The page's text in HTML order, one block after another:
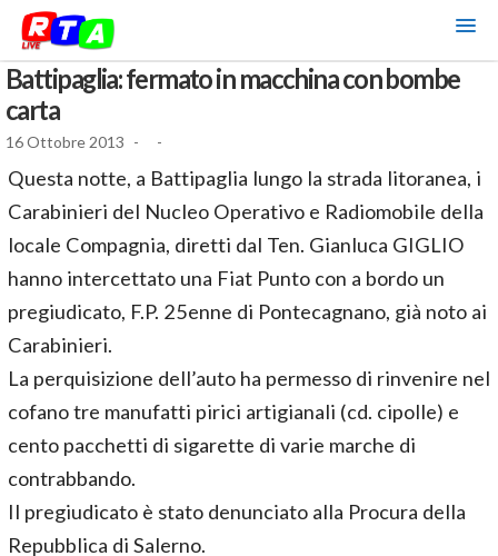
Battipaglia: fermato in macchina con bombe
carta
16 Ottobre 2013 - -
Questa notte, a Battipaglia lungo la strada litoranea, i
Carabinieri del Nucleo Operativo e Radiomobile della
locale Compagnia, diretti dal Ten. Gianluca GIGLIO
hanno intercettato una Fiat Punto con a bordo un
pregiudicato, F.P. 25enne di Pontecagnano, già noto ai
Carabinieri.
La perquisizione dell’auto ha permesso di rinvenire nel
cofano tre manufatti pirici artigianali (cd. cipolle) e
cento pacchetti di sigarette di varie marche di
contrabbando.
Il pregiudicato è stato denunciato alla Procura della
Repubblica di Salerno.